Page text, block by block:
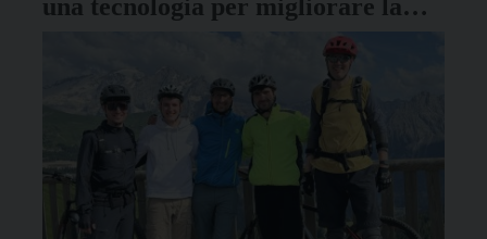
una tecnologia per migliorare la
sicurezza di ciclisti ed escursionisti